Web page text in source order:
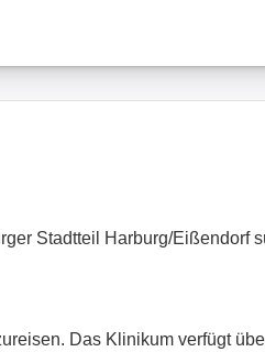
Stadtteil Harburg/Eißendorf
Das Klinikum verfügt